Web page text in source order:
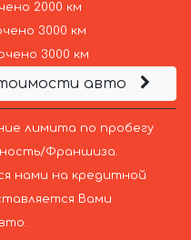
2000 км
3000 км
3000 км
авто
лимита по пробегу
Франшиза.
нами на кредитной
Вами